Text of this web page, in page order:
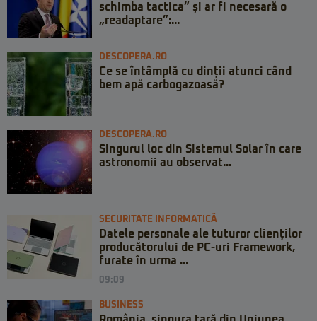
schimba tactica” și ar fi necesară o
„readaptare”:...
DESCOPERA.RO
Ce se întâmplă cu dinții atunci când
bem apă carbogazoasă?
DESCOPERA.RO
Singurul loc din Sistemul Solar în care
astronomii au observat...
SECURITATE INFORMATICĂ
Datele personale ale tuturor clienților
producătorului de PC-uri Framework,
furate în urma ...
09:09
BUSINESS